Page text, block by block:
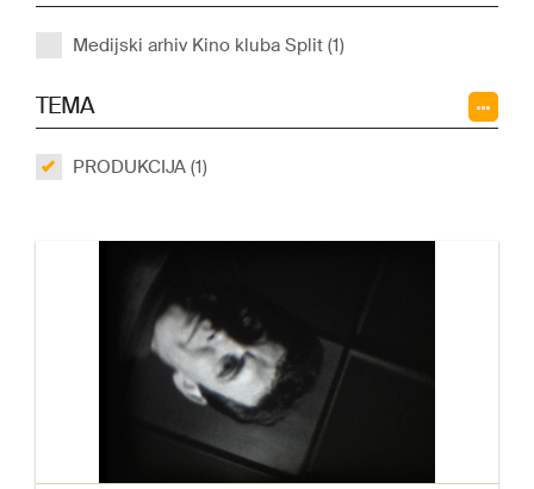
Medijski arhiv Kino kluba Split (1)
TEMA
PRODUKCIJA (1)